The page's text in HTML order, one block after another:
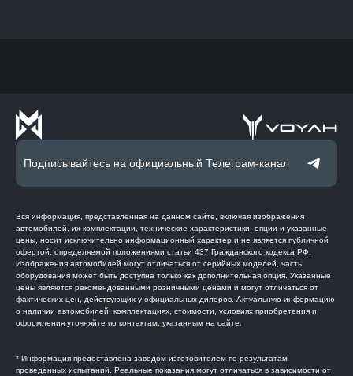
Подписывайтесь на официальный Телеграм-канал
Вся информация, представленная на данном сайте, включая изображения
автомобилей, их комплектации, технические характеристики, опции и указанные
цены, носит исключительно информационный характер и не является публичной
офертой, определяемой положениями статьи 437 Гражданского кодекса РФ.
Изображения автомобилей могут отличаться от серийных моделей, часть
оборудования может быть доступна только как дополнительная опция. Указанные
цены являются рекомендованными розничными ценами и могут отличаться от
фактических цен, действующих у официальных дилеров. Актуальную информацию
о наличии автомобилей, комплектациях, стоимости, условиях приобретения и
оформления уточняйте по контактам, указанным на сайте.
* Информация предоставлена заводом-изготовителем по результатам
проведенных испытаний. Реальные показания могут отличаться в зависимости от